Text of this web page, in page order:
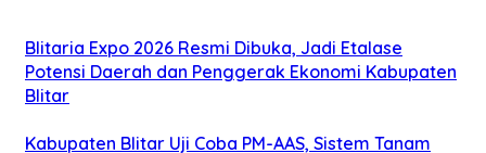
Blitaria Expo 2026 Resmi Dibuka, Jadi Etalase
Potensi Daerah dan Penggerak Ekonomi Kabupaten
Blitar
Kabupaten Blitar Uji Coba PM-AAS, Sistem Tanam